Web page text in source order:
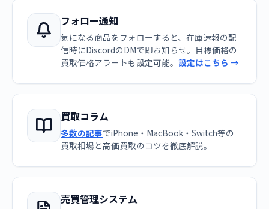
フォロー通知
気になる商品をフォローすると、在庫速報の配
信時にDiscordのDMで即お知らせ。目標価格の
買取価格アラートも設定可能。 設定はこちら →
買取コラム
多数の記事でiPhone・MacBook・Switch等の
買取相場と高価買取のコツを徹底解説。
売買管理システム